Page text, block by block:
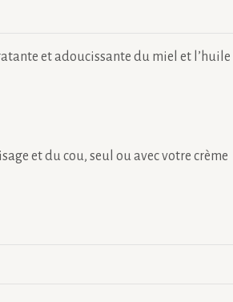
et adoucissante du miel et l’huile
et du cou, seul ou avec votre crème